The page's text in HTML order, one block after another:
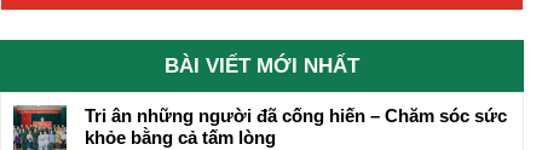
BÀI VIẾT MỚI NHẤT
Tri ân những người đã cống hiến – Chăm sóc sức
khỏe bằng cả tấm lòng